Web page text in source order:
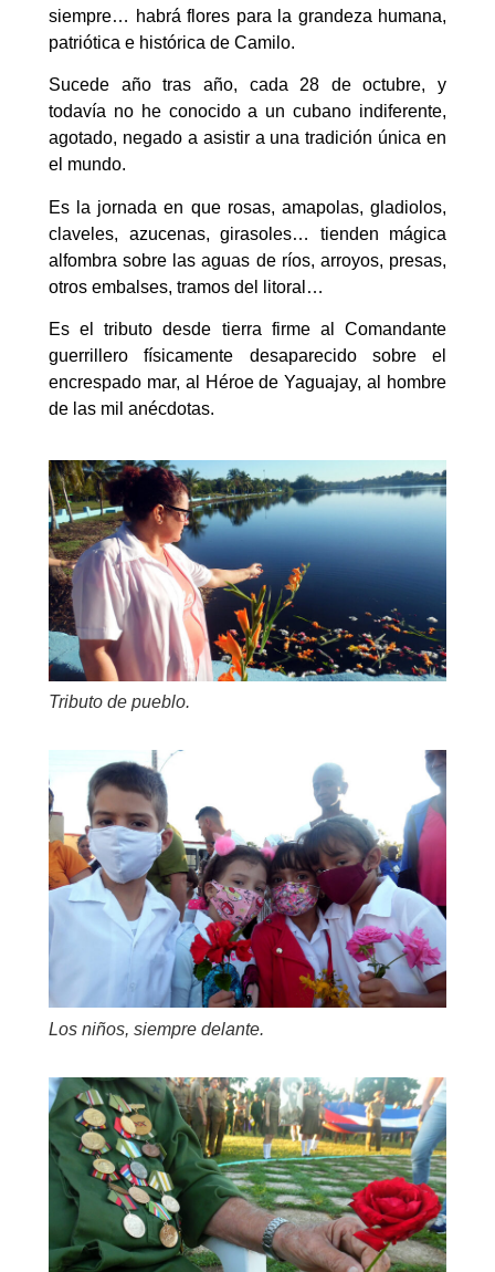
siempre… habrá flores para la grandeza humana,
patriótica e histórica de Camilo.
Sucede año tras año, cada 28 de octubre, y
todavía no he conocido a un cubano indiferente,
agotado, negado a asistir a una tradición única en
el mundo.
Es la jornada en que rosas, amapolas, gladiolos,
claveles, azucenas, girasoles… tienden mágica
alfombra sobre las aguas de ríos, arroyos, presas,
otros embalses, tramos del litoral…
Es el tributo desde tierra firme al Comandante
guerrillero físicamente desaparecido sobre el
encrespado mar, al Héroe de Yaguajay, al hombre
de las mil anécdotas.
Tributo de pueblo.
Los niños, siempre delante.